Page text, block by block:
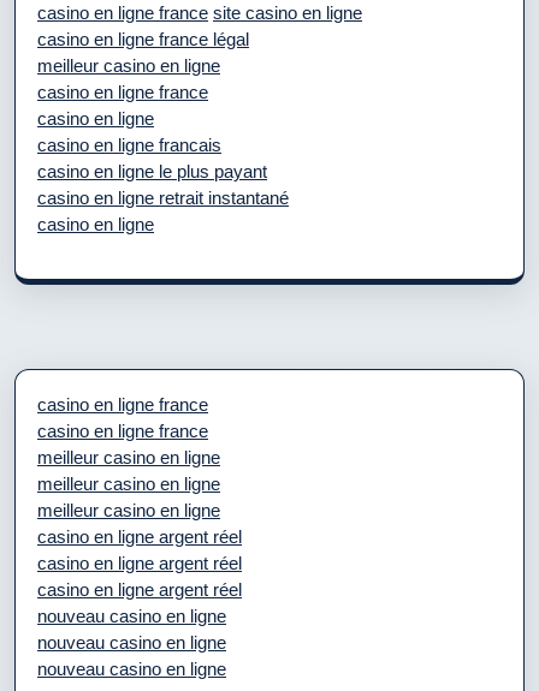
casino en ligne france site casino en ligne
casino en ligne france légal
meilleur casino en ligne
casino en ligne france
casino en ligne
casino en ligne francais
casino en ligne le plus payant
casino en ligne retrait instantané
casino en ligne
casino en ligne france
casino en ligne france
meilleur casino en ligne
meilleur casino en ligne
meilleur casino en ligne
casino en ligne argent réel
casino en ligne argent réel
casino en ligne argent réel
nouveau casino en ligne
nouveau casino en ligne
nouveau casino en ligne